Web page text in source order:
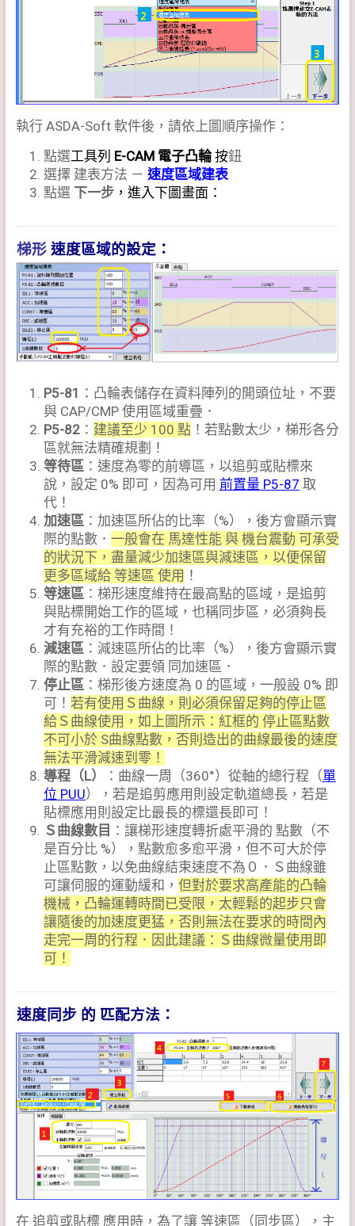
執行 ASDA-Soft 軟件後，請依上圖順序操作：
點選工具列 E-CAM 電子凸輪按鈕
選擇 建表方法 － 速度區域建表
點選 下一步，進入下圖畫面：
梯形速度區域的設定：
P5-81 ：凸輪表儲存在資料陣列的開頭位址，不要
與 CAP/CMP 使用區域重疊．
P5-82： 建議至少 100 點！若點數太少，梯形各分
區就無法精確規劃！
等待區：速度為零的前導區，以追剪或貼標來
說，設定 0% 即可，因為可用 前置量 P5-87 取
代！
加速區：加速區所佔的比率（%），後方會顯示實
際的點數． 一般會在 馬達性能 與 機台震動 可承受
的狀況下，盡量減少加速區與減速區，以便保留
更多區域給 等速區 使用 ！
等速區：梯形速度維持在最高點的區域，是追剪
與貼標開始工作的區域，也稱同步區，必須夠長
才有充裕的工作時間！
減速區：減速區所佔的比率（%），後方會顯示實
際的點數．設定要領 同加速區．
停止區：梯形後方速度為 0 的區域，一般設 0% 即
可！ 若有使用Ｓ曲線，則必須保留足夠的停止區
給Ｓ曲線使用，如上圖所示：紅框的 停止區點數
不可小於 S曲線點數，否則造出的曲線最後的速度
無法平滑減速到零！
導程（L）
：曲線一周（360°）從軸的總行程（單
位 PUU），若是追剪應用則設定軌道總長，若是
貼標應用則設定比最長的標還長即可！
Ｓ曲線數目 ：讓梯形速度轉折處平滑的 點數（不
是百分比 %），點數愈多愈平滑，但不可大於停
止區點數，以免曲線結束速度不為０．Ｓ曲線雖
可讓伺服的運動緩和， 但對於要求高產能的凸輪
機械，凸輪運轉時間已受限，太輕鬆的起步只會
讓隨後的加速度更猛，否則無法在要求的時間內
走完一周的行程．因此建議：Ｓ曲線微量使用即
可！
速度同步的 匹配方法：
在 追剪或貼標 應用時，為了讓 等速區（同步區），主